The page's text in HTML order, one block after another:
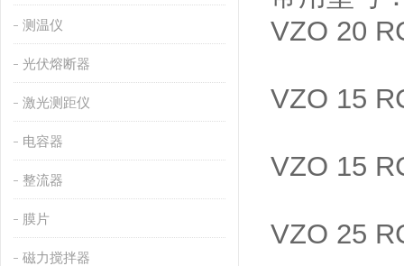
测温仪
光伏熔断器
激光测距仪
电容器
整流器
膜片
磁力搅拌器
VZO 20
VZO 15
VZO 15
VZO 25